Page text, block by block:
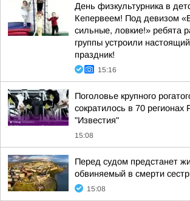
День физкультурника в
Кепервеем! Под девизом
сильные, ловкие!» ребята
группы устроили
праздник!
15:16
Поголовье крупного
сократилось в 70 регионах
"Известия"
15:08
Перед судом предстанет
обвиняемый в смерти
15:08